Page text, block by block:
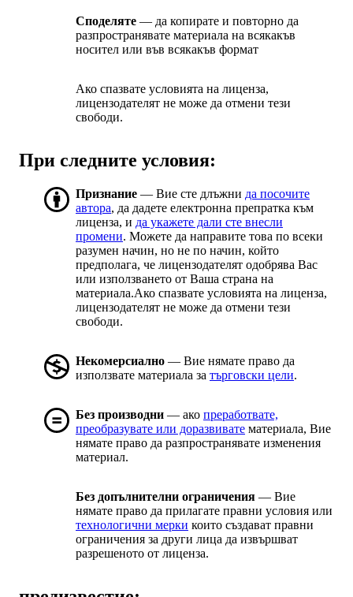
Споделяте — да копирате и повторно да
разпространявате материала на всякакъв
носител или във всякакъв формат
Ако спазвате условията на лиценза,
лицензодателят не може да отмени тези
свободи.
При следните условия:
Признание — Вие сте длъжни да посочите
автора, да дадете електронна препратка към
лиценза, и да укажете дали сте внесли
промени. Можете да направите това по всеки
разумен начин, но не по начин, който
предполага, че лицензодателят одобрява Вас
или използването от Ваша страна на
материала.Ако спазвате условията на лиценза,
лицензодателят не може да отмени тези
свободи.
Некомерсиално — Вие нямате право да
използвате материала за търговски цели.
Без производни — ако преработвате,
преобразувате или доразвивате материала, Вие
нямате право да разпространявате изменения
материал.
Без допълнителни ограничения — Вие
нямате право да прилагате правни условия или
технологични мерки които създават правни
ограничения за други лица да извършват
разрешеното от лиценза.